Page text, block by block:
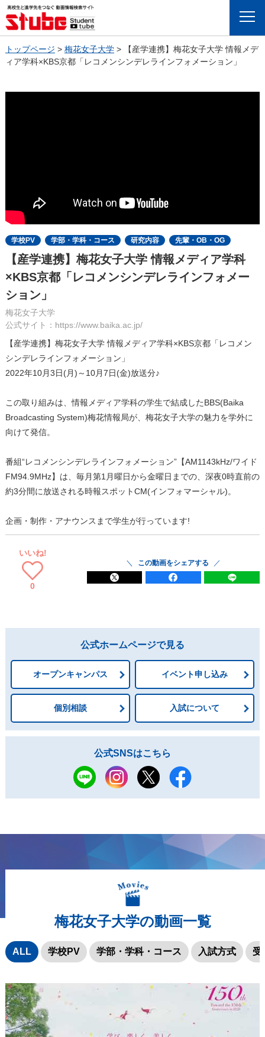
Menu
トップページ > 梅花女子大学>
【産学連携】梅花女子大学 情報メデ
ィア学科×KBS京都「レコメンシンデレラインフォメーション」
学校PV 学部・学科・コース 研究内容 先輩・OB・OG
【産学連携】梅花女子大学 情報メディア学科
×KBS京都「レコメンシンデレラインフォメー
ション」
梅花女子大学
公式サイト：https://www.baika.ac.jp/
【産学連携】梅花女子大学 情報メディア学科×KBS京都「レコメン
シンデレラインフォメーション」
2022年10月3日(月)～10月7日(金)放送分♪
この取り組みは、情報メディア学科の学生で結成したBBS(Baika
Broadcasting System)梅花情報局が、梅花女子大学の魅力を学外に
向けて発信。
番組“レコメンシンデレラインフォメーション”【AM1143kHz/ワイド
FM94.9MHz】は、毎月第1月曜日から金曜日までの、深夜0時直前の
約3分間に放送される時報スポットCM(インフォマーシャル)。
企画・制作・アナウンスまで学生が行っています!
いいね!
0
この動画をシェアする
公式ホームページで見る
オープンキャンパス イベント申し込み
個別相談 入試について
公式SNSはこちら
梅花女子大学の動画一覧
ALL 学校PV 学部・学科・コース 入試方式 受